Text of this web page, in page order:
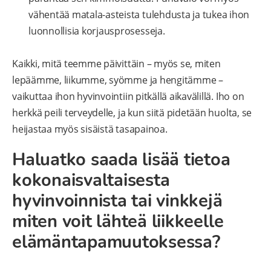
vähentää matala-asteista tulehdusta ja tukea ihon
luonnollisia korjausprosesseja.
Kaikki, mitä teemme päivittäin – myös se, miten
lepäämme, liikumme, syömme ja hengitämme –
vaikuttaa ihon hyvinvointiin pitkällä aikavälillä. Iho on
herkkä peili terveydelle, ja kun siitä pidetään huolta, se
heijastaa myös sisäistä tasapainoa.
Haluatko saada lisää tietoa
kokonaisvaltaisesta
hyvinvoinnista tai vinkkejä
miten voit lähteä liikkeelle
elämäntapamuutoksessa?